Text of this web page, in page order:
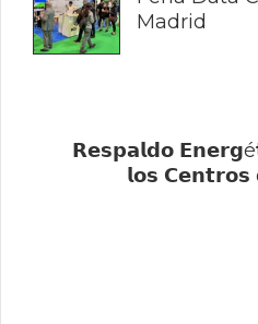
Madrid
𝗥𝗲𝘀𝗽𝗮𝗹𝗱𝗼
𝗹𝗼𝘀